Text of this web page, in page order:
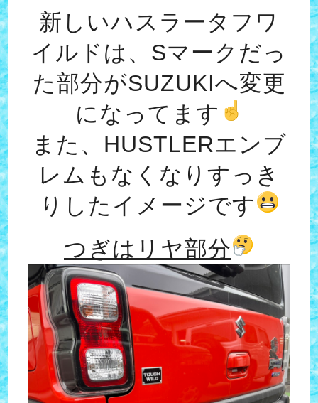
新しいハスラータフワ
イルドは、Sマークだっ
た部分がSUZUKIへ変更
になってます
また、HUSTLERエンブ
レムもなくなりすっき
りしたイメージです
つぎはリヤ部分